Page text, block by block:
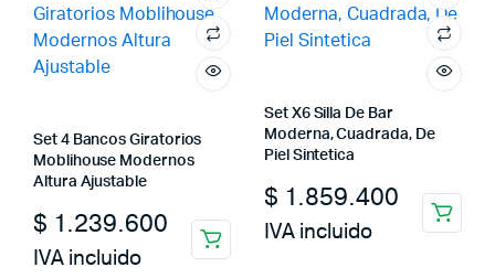
Set 4 Bancos Giratorios
Moblihouse Modernos
Altura Ajustable
$ 1.239.600
IVA incluido
Set X6 Silla De Bar
Moderna, Cuadrada, De
Piel Sintetica
$ 1.859.400
IVA incluido